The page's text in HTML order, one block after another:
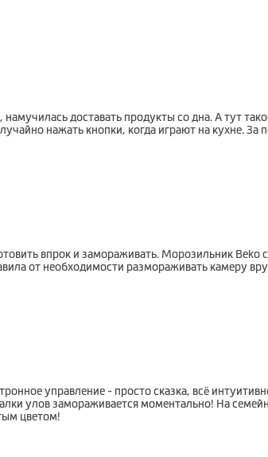
доставать продукты со дна. А тут
нажать кнопки, когда играют на кухне.
впрок и замораживать. Морозильник
от необходимости размораживать камеру
управление - просто сказка, всё
улов замораживается моментально! На
цветом!